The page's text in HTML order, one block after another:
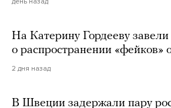
На Катерину Гордееву
о распространении «фейков»
2 дня назад
В Швеции задержали пару